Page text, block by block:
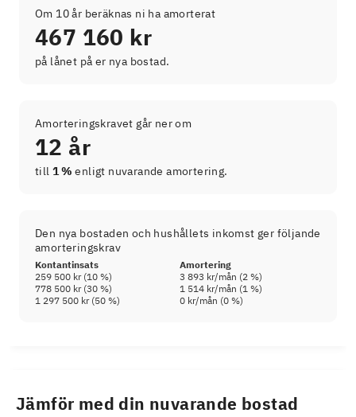
Om 10 år beräknas ni ha amorterat
467 160 kr
på lånet på er nya bostad.
Amorteringskravet går ner om
12 år
till 1 % enligt nuvarande amortering.
Den nya bostaden och hushållets inkomst ger följande
amorteringskrav
Kontantinsats
Amortering
259 500 kr(10 %) 3 893 kr/mån (2 %)
778 500 kr(30 %) 1 514 kr/mån (1 %)
1 297 500 kr(50 %) 0 kr/mån (0 %)
Jämför med din nuvarande bostad